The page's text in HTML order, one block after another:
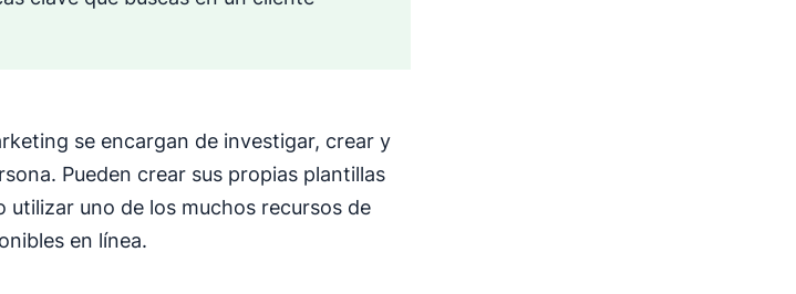
se encargan de investigar, crear y
Pueden crear sus propias plantillas
uno de los muchos recursos de
en línea.